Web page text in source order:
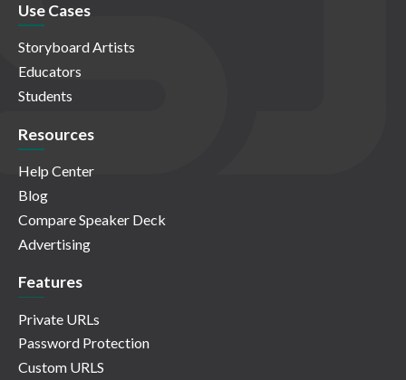
Use Cases
Storyboard Artists
Educators
Students
Resources
Help Center
Blog
Compare Speaker Deck
Advertising
Features
Private URLs
Password Protection
Custom URLS